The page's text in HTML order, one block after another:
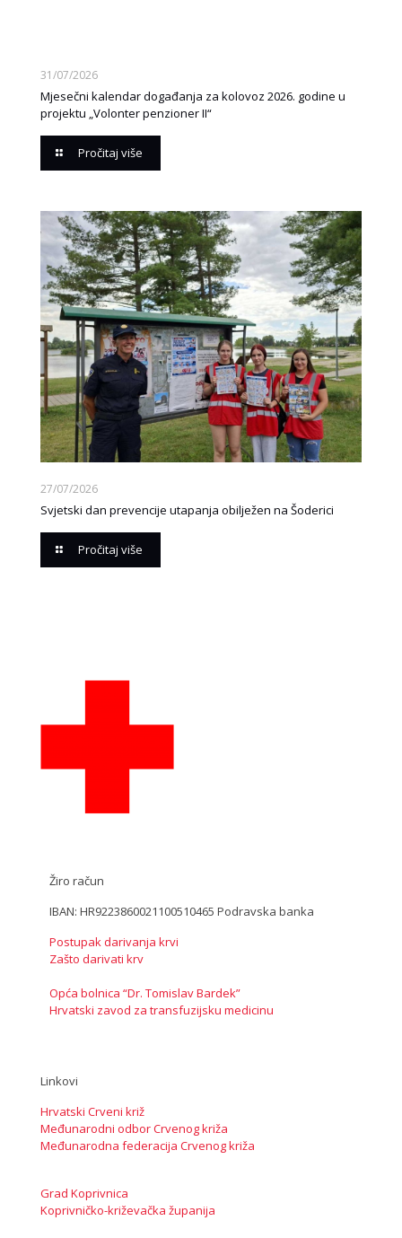
31/07/2026
Mjesečni kalendar događanja za kolovoz 2026. godine u
projektu „Volonter penzioner II“
Pročitaj više
27/07/2026
Svjetski dan prevencije utapanja obilježen na Šoderici
Pročitaj više
Žiro račun
IBAN: HR9223860021100510465 Podravska banka
Postupak darivanja krvi
Zašto darivati krv
Opća bolnica “Dr. Tomislav Bardek”
Hrvatski zavod za transfuzijsku medicinu
Linkovi
Hrvatski Crveni križ
Međunarodni odbor Crvenog križa
Međunarodna federacija Crvenog križa
Grad Koprivnica
Koprivničko-križevačka županija